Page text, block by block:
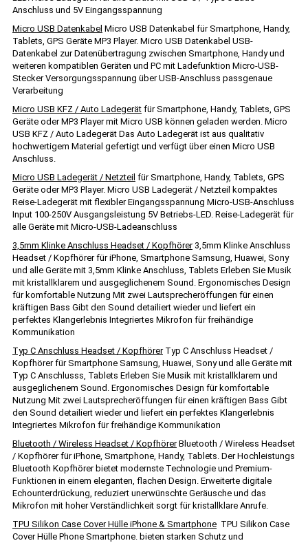
Anschluss und 5V Eingangsspannung
Micro USB Datenkabel Micro USB Datenkabel für Smartphone, Handy,
Tablets, GPS Geräte MP3 Player. Micro USB Datenkabel USB-
Datenkabel zur Datenübertragung zwischen Smartphone, Handy und
weiteren kompatiblen Geräten und PC mit Ladefunktion Micro-USB-
Stecker Versorgungsspannung über USB-Anschluss passgenaue
Verarbeitung
Micro USB KFZ / Auto Ladegerät für Smartphone, Handy, Tablets, GPS
Geräte oder MP3 Player mit Micro USB können geladen werden. Micro
USB KFZ / Auto Ladegerät Das Auto Ladegerät ist aus qualitativ
hochwertigem Material gefertigt und verfügt über einen Micro USB
Anschluss.
Micro USB Ladegerät / Netzteil für Smartphone, Handy, Tablets, GPS
Geräte oder MP3 Player. Micro USB Ladegerät / Netzteil kompaktes
Reise-Ladegerät mit flexibler Eingangsspannung Micro-USB-Anschluss
Input 100-250V Ausgangsleistung 5V Betriebs-LED. Reise-Ladegerät für
alle Geräte mit Micro-USB-Ladeanschluss
3,5mm Klinke Anschluss Headset / Kopfhörer3,5mm Klinke Anschluss
Headset / Kopfhörer für iPhone, Smartphone Samsung, Huawei, Sony
und alle Geräte mit 3,5mm Klinke Anschluss, Tablets Erleben Sie Musik
mit kristallklarem und ausgeglichenem Sound. Ergonomisches Design
für komfortable Nutzung Mit zwei Lautsprecheröffungen für einen
kräftigen Bass Gibt den Sound detailiert wieder und liefert ein
perfektes Klangerlebnis Integriertes Mikrofon für freihändige
Kommunikation
Typ C Anschluss Headset / KopfhörerTyp C Anschluss Headset /
Kopfhörer für Smartphone Samsung, Huawei, Sony und alle Geräte mit
Typ C Anschlusss, Tablets Erleben Sie Musik mit kristallklarem und
ausgeglichenem Sound. Ergonomisches Design für komfortable
Nutzung Mit zwei Lautsprecheröffungen für einen kräftigen Bass Gibt
den Sound detailiert wieder und liefert ein perfektes Klangerlebnis
Integriertes Mikrofon für freihändige Kommunikation
Bluetooth / Wireless Headset / KopfhörerBluetooth / Wireless Headset
/ Kopfhörer für iPhone, Smartphone, Handy, Tablets. Der Hochleistungs
Bluetooth Kopfhörer bietet modernste Technologie und Premium-
Funktionen in einem eleganten, flachen Design. Erweiterte digitale
Echounterdrückung, reduziert unerwünschte Geräusche und das
Mikrofon mit hoher Verständlichkeit sorgt für kristallklare Anrufe.
TPU Silikon Case Cover Hülle iPhone & Smartphone TPU Silikon Case
Cover Hülle Phone Smartphone. bieten starken Schutz und